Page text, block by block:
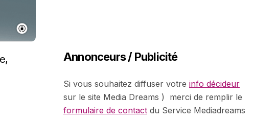
Annonceurs / Publicité
Si vous souhaitez diffuser votre info décideur
sur le site Media Dreams ) merci de remplir le
formulaire de contact du Service Mediadreams